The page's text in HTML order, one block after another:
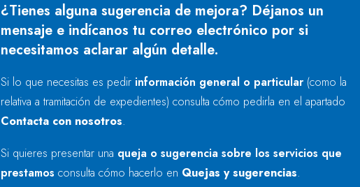
¿Tienes alguna sugerencia de mejora? Déjanos un
mensaje e indícanos tu correo electrónico por si
necesitamos aclarar algún detalle.
Si lo que necesitas es pedir información general o particular (como la
relativa a tramitación de expedientes) consulta cómo pedirla en el apartado
Contacta con nosotros.
Si quieres presentar una queja o sugerencia sobre los servicios que
prestamos consulta cómo hacerlo en Quejas y sugerencias.